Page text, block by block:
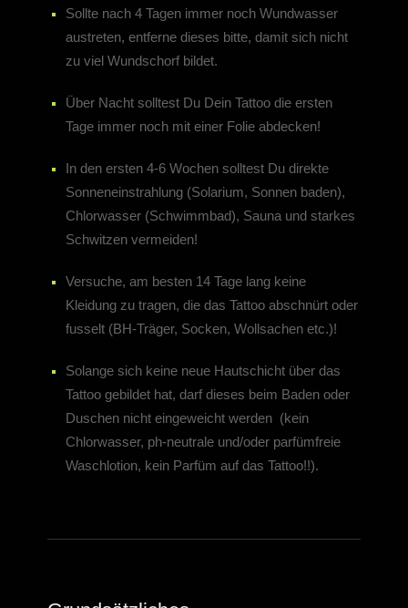
Sollte nach 4 Tagen immer noch Wundwasser
austreten, entferne dieses bitte, damit sich nicht
zu viel Wundschorf bildet.
Über Nacht solltest Du Dein Tattoo die ersten
Tage immer noch mit einer Folie abdecken!
In den ersten 4-6 Wochen solltest Du direkte
Sonneneinstrahlung (Solarium, Sonnen baden),
Chlorwasser (Schwimmbad), Sauna und starkes
Schwitzen vermeiden!
Versuche, am besten 14 Tage lang keine
Kleidung zu tragen, die das Tattoo abschnürt oder
fusselt (BH-Träger, Socken, Wollsachen etc.)!
Solange sich keine neue Hautschicht über das
Tattoo gebildet hat, darf dieses beim Baden oder
Duschen nicht eingeweicht werden (kein
Chlorwasser, ph-neutrale und/oder parfümfreie
Waschlotion, kein Parfüm auf das Tattoo!!).